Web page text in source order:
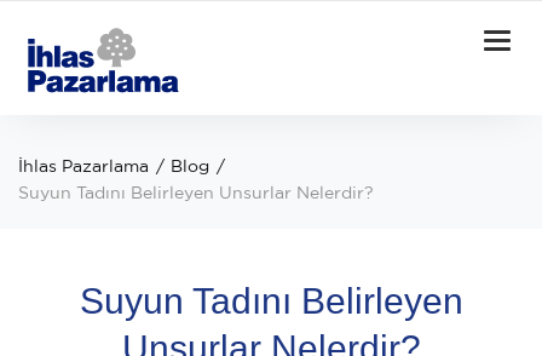
İhlas Pazarlama
Blog
Suyun Tadını Belirleyen Unsurlar Nelerdir?
Suyun Tadını Belirleyen